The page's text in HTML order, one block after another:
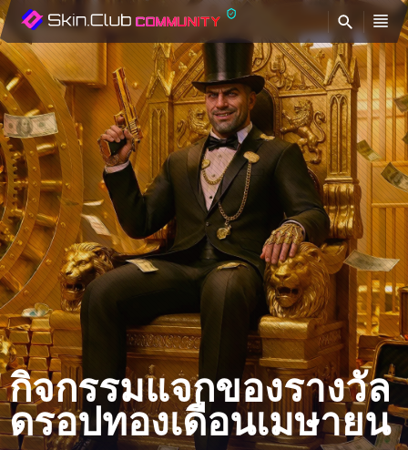
ค้
กิจกรรมแจกของรางวัล
ดรอปทองเดือนเมษายน